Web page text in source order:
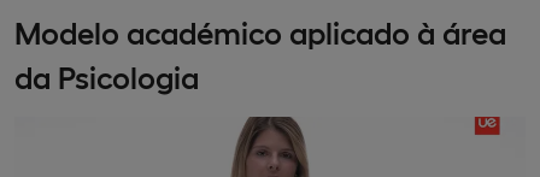
Modelo académico aplicado à área
da Psicologia